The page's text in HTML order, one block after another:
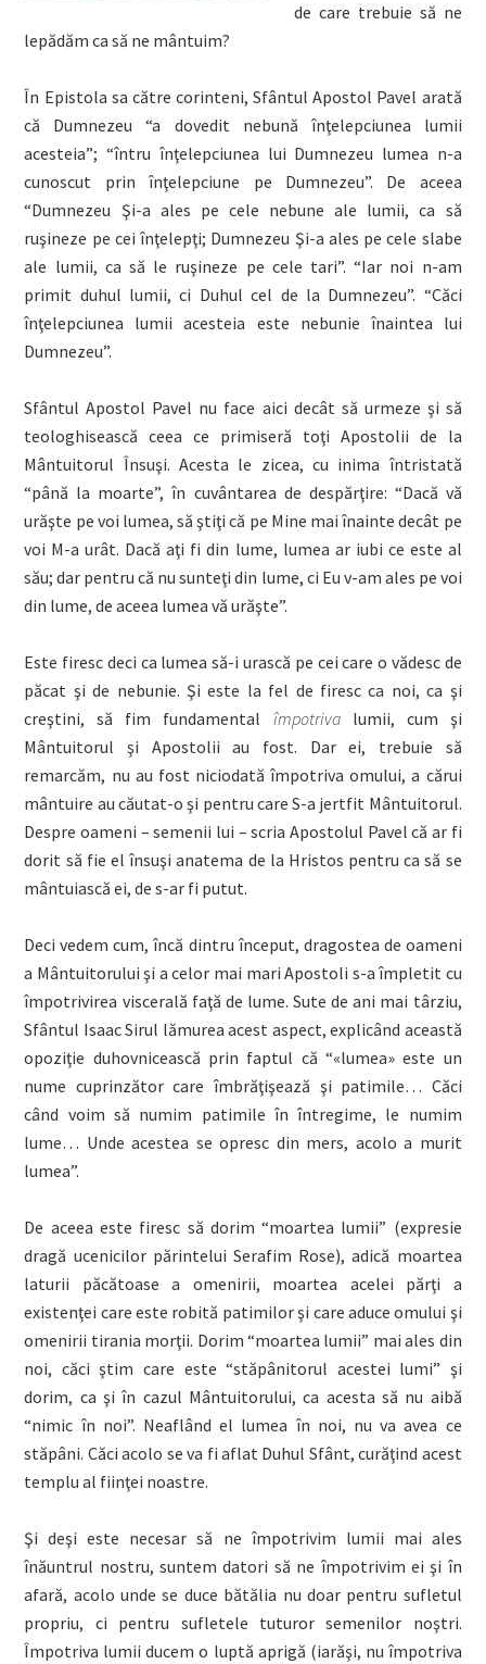
de care trebuie să ne
lepădăm ca să ne mântuim?
În Epistola sa către corinteni, Sfântul Apostol Pavel arată
că Dumnezeu “a dovedit nebună înţelepciunea lumii
acesteia”; “întru înţelepciunea lui Dumnezeu lumea n-a
cunoscut prin înţelepciune pe Dumnezeu”. De aceea
“Dumnezeu Şi-a ales pe cele nebune ale lumii, ca să
ruşineze pe cei înţelepţi; Dumnezeu Şi-a ales pe cele slabe
ale lumii, ca să le ruşineze pe cele tari”. “Iar noi n-am
primit duhul lumii, ci Duhul cel de la Dumnezeu”. “Căci
înţelepciunea lumii acesteia este nebunie înaintea lui
Dumnezeu”.
Sfântul Apostol Pavel nu face aici decât să urmeze şi să
teologhisească ceea ce primiseră toţi Apostolii de la
Mântuitorul Însuşi. Acesta le zicea, cu inima întristată
“până la moarte”, în cuvântarea de despărţire: “Dacă vă
urăşte pe voi lumea, să ştiţi că pe Mine mai înainte decât pe
voi M-a urât. Dacă aţi fi din lume, lumea ar iubi ce este al
său; dar pentru că nu sunteţi din lume, ci Eu v-am ales pe voi
din lume, de aceea lumea vă urăşte”.
Este firesc deci ca lumea să-i urască pe cei care o vădesc de
păcat şi de nebunie. Şi este la fel de firesc ca noi, ca şi
creştini, să fim fundamental împotriva lumii, cum şi
Mântuitorul şi Apostolii au fost. Dar ei, trebuie să
remarcăm, nu au fost niciodată împotriva omului, a cărui
mântuire au căutat-o şi pentru care S-a jertfit Mântuitorul.
Despre oameni – semenii lui – scria Apostolul Pavel că ar fi
dorit să fie el însuşi anatema de la Hristos pentru ca să se
mântuiască ei, de s-ar fi putut.
Deci vedem cum, încă dintru început, dragostea de oameni
a Mântuitorului şi a celor mai mari Apostoli s-a împletit cu
împotrivirea viscerală faţă de lume. Sute de ani mai târziu,
Sfântul Isaac Sirul lămurea acest aspect, explicând această
opoziţie duhovnicească prin faptul că “«lumea» este un
nume cuprinzător care îmbrăţişează şi patimile… Căci
când voim să numim patimile în întregime, le numim
lume… Unde acestea se opresc din mers, acolo a murit
lumea”.
De aceea este firesc să dorim “moartea lumii” (expresie
dragă ucenicilor părintelui Serafim Rose), adică moartea
laturii păcătoase a omenirii, moartea acelei părţi a
existenţei care este robită patimilor şi care aduce omului şi
omenirii tirania morţii. Dorim “moartea lumii” mai ales din
noi, căci ştim care este “stăpânitorul acestei lumi” şi
dorim, ca şi în cazul Mântuitorului, ca acesta să nu aibă
“nimic în noi”. Neaflând el lumea în noi, nu va avea ce
stăpâni. Căci acolo se va fi aflat Duhul Sfânt, curăţind acest
templu al fiinţei noastre.
Şi deşi este necesar să ne împotrivim lumii mai ales
înăuntrul nostru, suntem datori să ne împotrivim ei şi în
afară, acolo unde se duce bătălia nu doar pentru sufletul
propriu, ci pentru sufletele tuturor semenilor noştri.
Împotriva lumii ducem o luptă aprigă (iarăşi, nu împotriva